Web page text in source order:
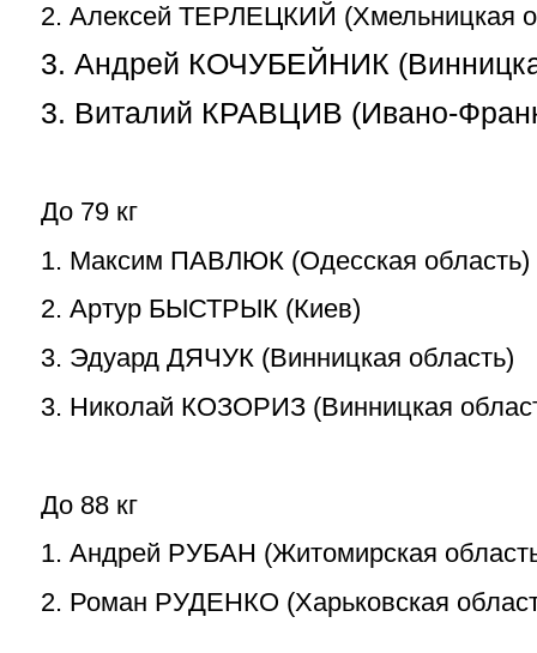
2. Алексей ТЕРЛЕЦКИЙ (Хмельницкая
3. Андрей КОЧУБЕЙНИК
3. Виталий КРАВЦИВ (Ивано-
До 79 кг
1. Максим ПАВЛЮК (Одесская область)
2. Артур БЫСТРЫК (Киев)
3. Эдуард ДЯЧУК (Винницкая область)
3. Николай КОЗОРИЗ (Винницкая
До 88 кг
1. Андрей РУБАН (Житомирская
2. Роман РУДЕНКО (Харьковская